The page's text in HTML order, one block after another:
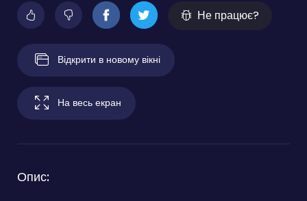
Не працює?
Відкрити в новому вікні
На весь екран
Опис: